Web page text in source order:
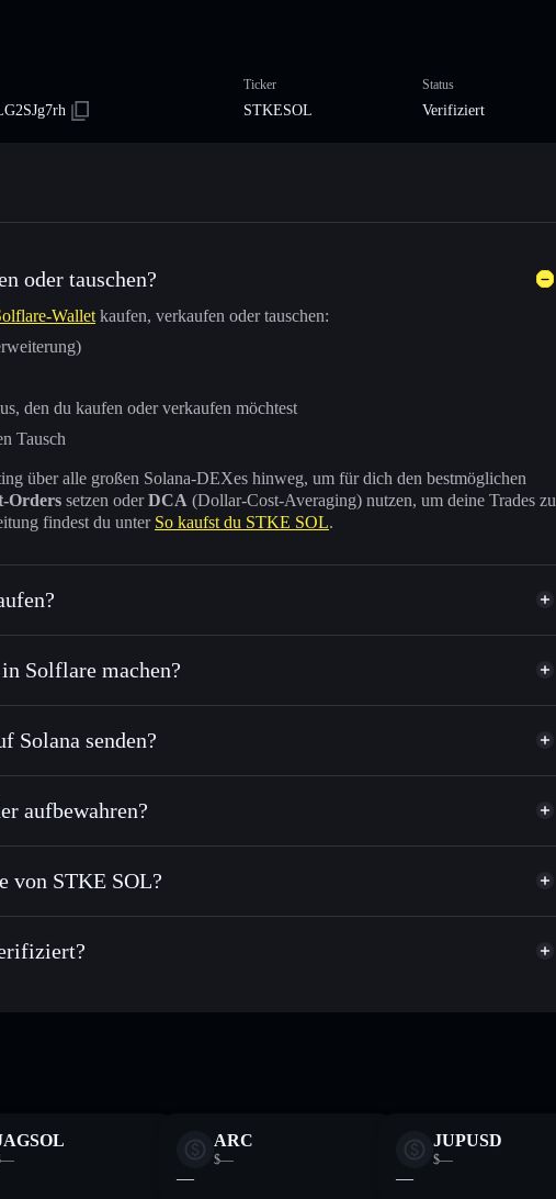
Ticker
STKESOL
Status
Verifiziert
oder tauschen?
Wallet kaufen, verkaufen oder tauschen:
den du kaufen oder verkaufen möchtest
Tausch
über alle großen Solana-DEXes hinweg, um für dich den bestmöglichen
Orders setzen oderDCA (Dollar-Cost-Averaging) nutzen, um deine Trades zu
findest du unter So kaufst du STKE SOL.
Solflare machen?
gegen SOL, USDC oder Tausende anderer Solana-Tokens mit intelligentem
– Schritt für Schritt per Durchschnittskosteneffekt in STKESOL einsteigen
ohne Wallets öffentlich zu verknüpfen, mithilfe des in Solflare integrierten
Solana senden?
Privacy Aggregator STKE SOL
aufbewahren?
nicht verwahrenden Wallet Solflare
Aggregator
von STKE SOL?
STKE SOL
ARC
$—
—
JUPUSD
$—
—